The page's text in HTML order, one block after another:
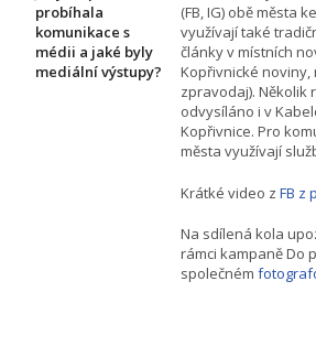
probíhala
komunikace s
médii a jaké byly
mediální výstupy?
(FB, IG) obě města
využívají také
články v místních
Kopřivnické noviny,
zpravodaj). Několik
odvysíláno i v
Kopřivnice. Pro
města využívají
Krátké video z FB z
Na sdílená kola
rámci kampaně Do
společném